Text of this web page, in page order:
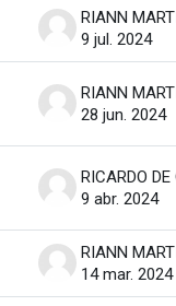
9 jul. 2024
28 jun. 2024
9 abr. 2024
14 mar. 2024